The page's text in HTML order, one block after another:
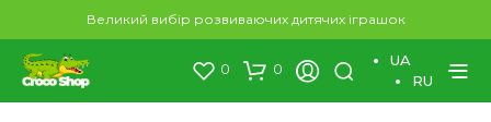
Великий вибір розвиваючих дитячих іграшок
0 0
UA
RU